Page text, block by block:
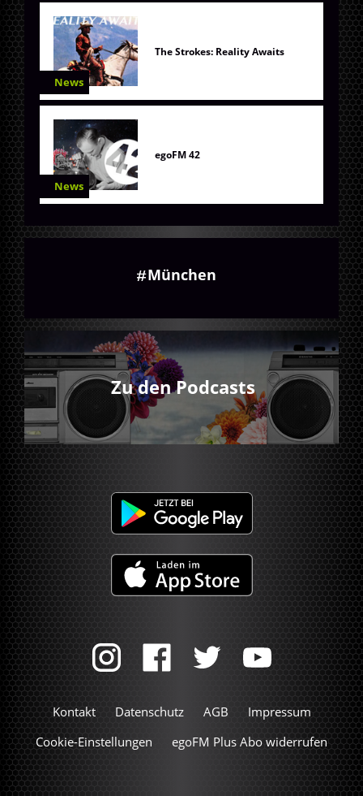
News
The Strokes: Reality Awaits
News
egoFM 42
München
Zu den Podcasts
Kontakt Datenschutz AGB
Impressum
Cookie-Einstellungen
egoFM Plus Abo widerrufen